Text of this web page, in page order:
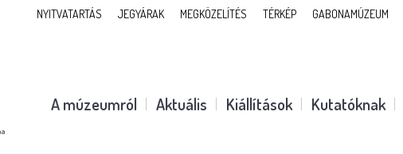
NYITVATARTÁS JEGYÁRAK MEGKÖZELÍTÉS TÉRKÉP GABONAMÚZEUM
A múzeumról Aktuális Kiállítások Kutatóknak